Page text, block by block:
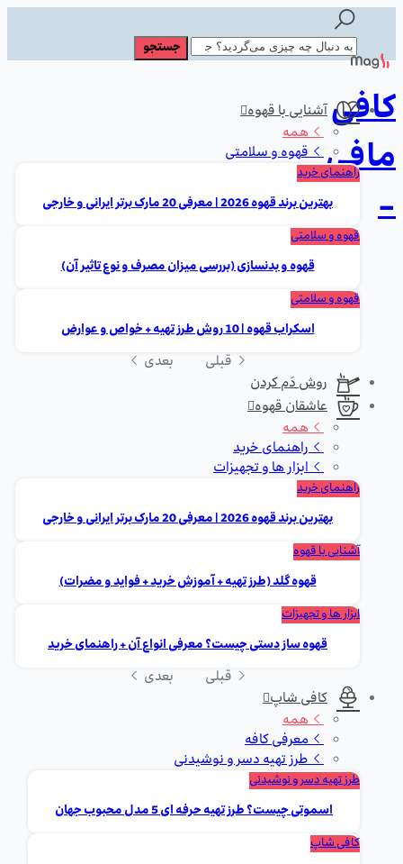
کافی
مافی
-
آشنایی با قهوه
همه
قهوه و سلامتی
راهنمای خرید
بهترین برند قهوه 2026 | معرفی 20 مارک برتر ایرانی و خارجی
قهوه و سلامتی
قهوه و بدنسازی (بررسی میزان مصرف و نوع تاثیر آن)
قهوه و سلامتی
اسکراب قهوه | 10 روش طرز تهیه + خواص و عوارض
قبلی
بعدی
روش دَم کردن
عاشقان قهوه
همه
راهنمای خرید
ابزار ها و تجهیزات
راهنمای خرید
بهترین برند قهوه 2026 | معرفی 20 مارک برتر ایرانی و خارجی
آشنایی با قهوه
قهوه گلد (طرز تهیه + آموزش خرید + فواید و مضرات)
ابزار ها و تجهیزات
قهوه ساز دستی چیست؟ معرفی انواع آن + راهنمای خرید
قبلی
بعدی
کافی شاپ
همه
معرفی کافه
طرز تهیه دسر و نوشیدنی
طرز تهیه دسر و نوشیدنی
اسموتی چیست؟ طرز تهیه حرفه ای 5 مدل محبوب جهان
کافی شاپ